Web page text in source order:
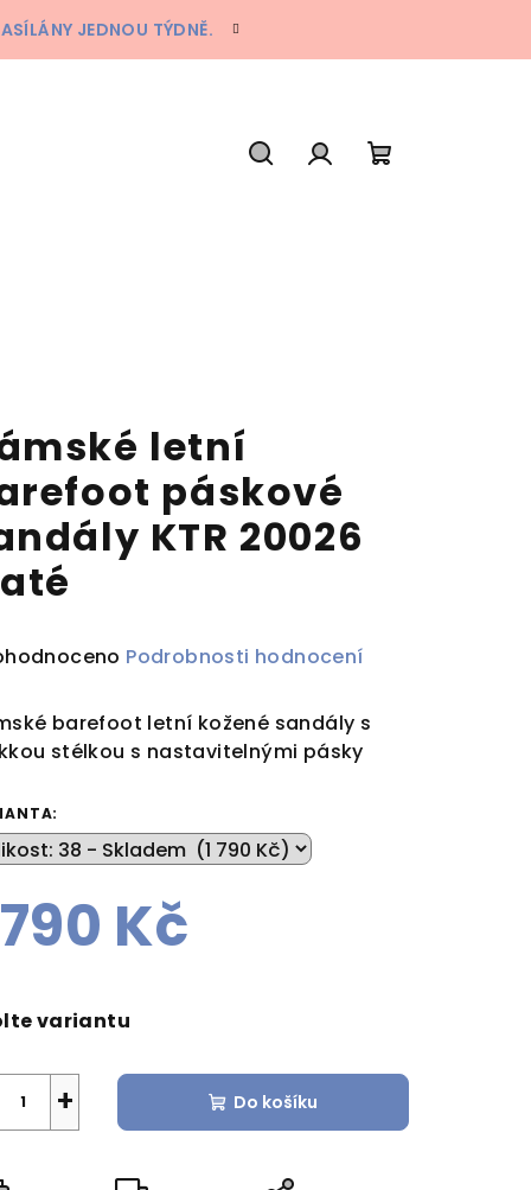
JEDNOU TÝDNĚ.
letní
páskové
KTR 20026
Podrobnosti hodnocení
barefoot letní kožené sandály s
stélkou s nastavitelnými pásky
Kč
variantu
+ Do košíku